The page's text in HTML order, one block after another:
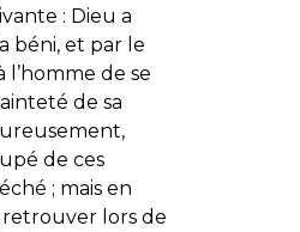
: Dieu a
béni, et par le
l’homme de se
de sa
de ces
; mais en
lors de